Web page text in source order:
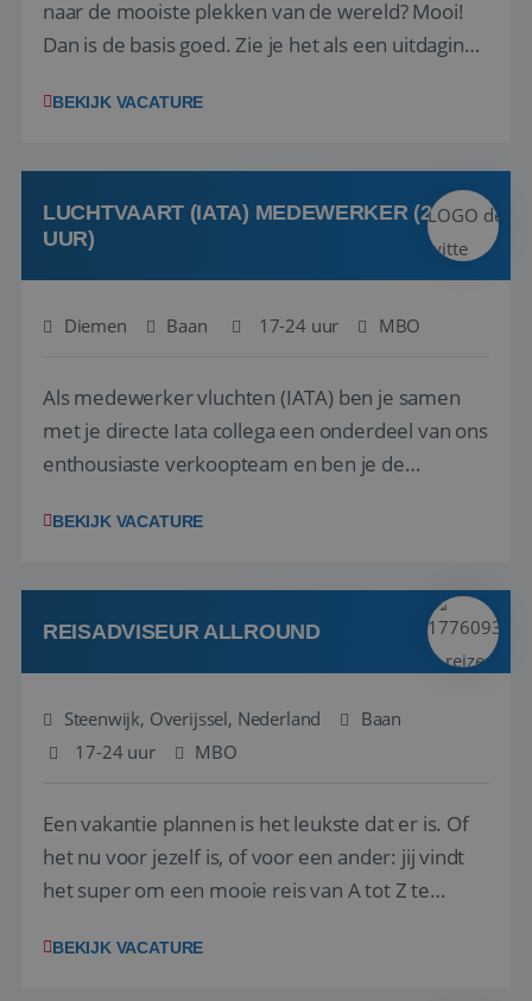
naar de mooiste plekken van de wereld? Mooi!
Dan is de basis goed. Zie je het als een uitdaging
het samenstellen en boeken van de perfecte
deze onderdelen zijn nu samen gevoegd...
BEKIJK VACATURE
LUCHTVAART (IATA) MEDEWERKER (24-32
UUR)
Diemen Baan 17-24 uur MBO
Als medewerker vluchten (IATA) ben je samen
met je directe Iata collega een onderdeel van ons
enthousiaste verkoopteam en ben je de
en tarieven waar je collega’s niet uitkomen.
kwaliteitsbewaking van alles wat met IATA te m...
BEKIJK VACATURE
REISADVISEUR ALLROUND
Steenwijk, Overijssel, Nederland
Baan
17-24 uur
MBO
Een vakantie plannen is het leukste dat er is. Of
het nu voor jezelf is, of voor een ander: jij vindt
het super om een mooie reis van A tot Z te
vakantiegangers de meest prachtige plekjes op
BEKIJK VACATURE